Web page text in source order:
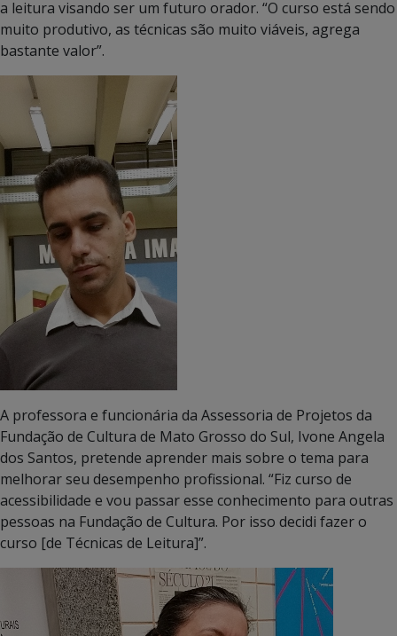
a leitura visando ser um futuro orador. “O curso está sendo
muito produtivo, as técnicas são muito viáveis, agrega
bastante valor”.
A professora e funcionária da Assessoria de Projetos da
Fundação de Cultura de Mato Grosso do Sul, Ivone Angela
dos Santos, pretende aprender mais sobre o tema para
melhorar seu desempenho profissional. “Fiz curso de
acessibilidade e vou passar esse conhecimento para outras
pessoas na Fundação de Cultura. Por isso decidi fazer o
curso [de Técnicas de Leitura]”.